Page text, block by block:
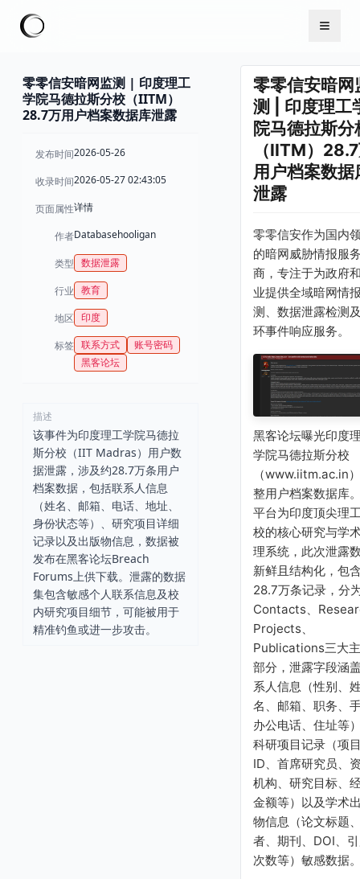
零零信安暗网监测 | 印度理工
学院马德拉斯分校（IITM）
28.7万用户档案数据库泄露
发布时间2026-05-26
收录时间2026-05-27 02:43:05
页面属性详情
作者Databasehooligan
类型 数据泄露
行业 教育
地区 印度
标签 联系方式
账号密码
黑客论坛
描述
该事件为印度理工学院马德拉
斯分校（IIT Madras）用户数
据泄露，涉及约28.7万条用户
档案数据，包括联系人信息
（姓名、邮箱、电话、地址、
身份状态等）、研究项目详细
记录以及出版物信息，数据被
发布在黑客论坛Breach
Forums上供下载。泄露的数据
集包含敏感个人联系信息及校
内研究项目细节，可能被用于
精准钓鱼或进一步攻击。
零零信安暗网
测 | 印度理工
院马德拉斯分
（IITM）
用户档案数据
泄露
零零信安作为国内
的暗网威胁情报服
商，专注于为政府
业提供全域暗网情
测、数据泄露检测
环事件响应服务。
黑客论坛曝光印度
学院马德拉斯分校
（www.iitm.ac.in
整用户档案数据库
平台为印度顶尖理
校的核心研究与学
理系统，此次泄露
新鲜且结构化，包
28.7万条记录，分
Contacts、
Projects、
Publications三大
部分，泄露字段涵
系人信息（性别、
名、邮箱、职务、
办公电话、住址等
科研项目记录（项
ID、首席研究员、
机构、研究目标、
金额等）以及学术
物信息（论文标题
者、期刊、DOI、
次数等）敏感数据